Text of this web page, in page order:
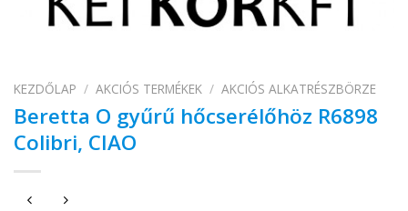
KEZDŐLAP / AKCIÓS TERMÉKEK / AKCIÓS ALKATRÉSZBÖRZE
Beretta O gyűrű hőcserélőhöz R6898
Colibri, CIAO